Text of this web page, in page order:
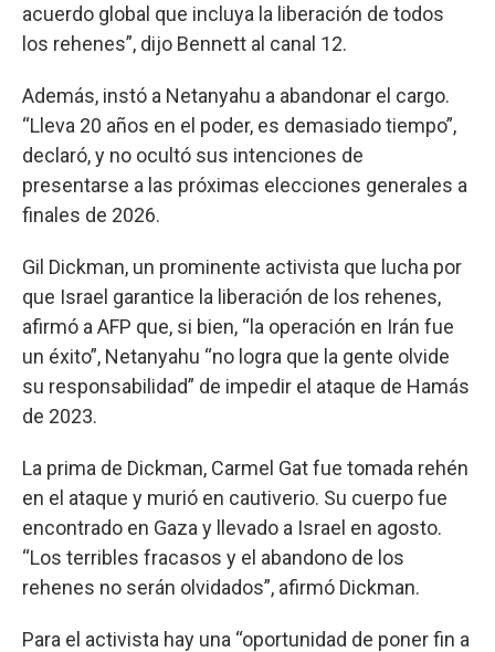
acuerdo global que incluya la liberación de todos
los rehenes”, dijo Bennett al canal 12.
Además, instó a Netanyahu a abandonar el cargo.
“Lleva 20 años en el poder, es demasiado tiempo”,
declaró, y no ocultó sus intenciones de
presentarse a las próximas elecciones generales a
finales de 2026.
Gil Dickman, un prominente activista que lucha por
que Israel garantice la liberación de los rehenes,
afirmó a AFP que, si bien, “la operación en Irán fue
un éxito”, Netanyahu “no logra que la gente olvide
su responsabilidad” de impedir el ataque de Hamás
de 2023.
La prima de Dickman, Carmel Gat fue tomada rehén
en el ataque y murió en cautiverio. Su cuerpo fue
encontrado en Gaza y llevado a Israel en agosto.
“Los terribles fracasos y el abandono de los
rehenes no serán olvidados”, afirmó Dickman.
Para el activista hay una “oportunidad de poner fin a